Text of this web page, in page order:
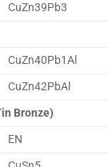
CuZn39Pb3
CuZn40Pb1Al
CuZn42PbAl
Bronze)
EN